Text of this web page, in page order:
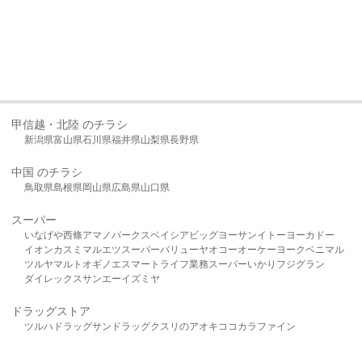
甲信越・北陸 のチラシ
新潟県富山県石川県福井県山梨県長野県
中国 のチラシ
鳥取県島根県岡山県広島県山口県
スーパー
いなげや西條アマノパークスベイシア ビッグヨーサンイトーヨーカドー
イオンカスミ マルエツスーパーバリューヤオコーオーケー ヨークベニマル
ツルヤマルト オギノ エスマート ライフ業務スーパーいかり フジグラン
ダイレックスサンエーイズミヤ
ドラッグストア
ツルハドラッグサンドラッグクスリのアオキ ココカラファイン